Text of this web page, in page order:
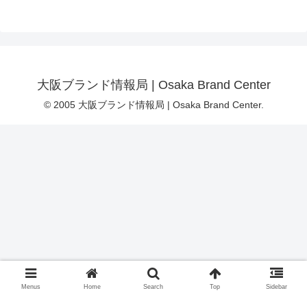
大阪ブランド情報局 | Osaka Brand Center
© 2005 大阪ブランド情報局 | Osaka Brand Center.
Menus Home Search Top Sidebar